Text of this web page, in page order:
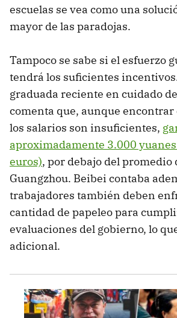
escuelas se vea como una
mayor de las paradojas.
Tampoco se sabe si el esfuerzo
tendrá los suficientes
graduada reciente en cuidado
comenta que, aunque encontrar
los salarios son insuficientes,
aproximadamente 3.000
euros), por debajo del promedio
Guangzhou. Beibei contaba
trabajadores también deben
cantidad de papeleo para
evaluaciones del gobierno, lo
adicional.